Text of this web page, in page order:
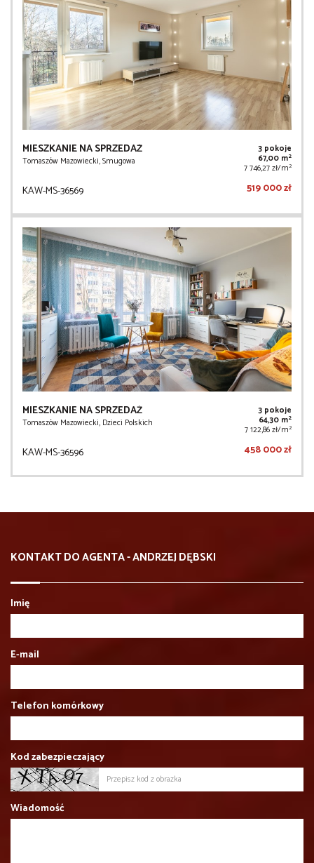
MIESZKANIE NA SPRZEDAŻ
Tomaszów Mazowiecki, Smugowa
3 pokoje
67,00 m2
7 746,27 zł/m2
KAW-MS-36569 519 000 zł
MIESZKANIE NA SPRZEDAŻ
Tomaszów Mazowiecki, Dzieci Polskich
3 pokoje
64,30 m2
7 122,86 zł/m2
KAW-MS-36596 458 000 zł
KONTAKT DO AGENTA - ANDRZEJ DĘBSKI
Imię
E-mail
Telefon komórkowy
Kod zabezpieczający
Wiadomość